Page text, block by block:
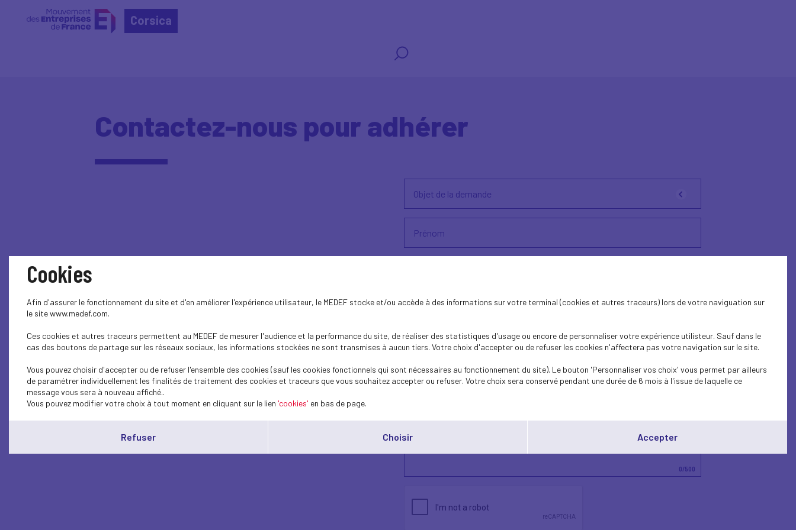
Corsica
Contactez-nous pour adhérer
Objet de la demande
0/500
Cookies
Afin d'assurer le fonctionnement du site et d'en améliorer l'expérience utilisateur, le MEDEF stocke et/ou accède à des informations sur votre terminal (cookies et autres traceurs) lors de votre naviguation sur
le site www.medef.com.
Ces cookies et autres traceurs permettent au MEDEF de mesurer l'audience et la performance du site, de réaliser des statistiques d'usage ou encore de personnaliser votre expérience utilisteur. Sauf dans le
cas des boutons de partage sur les réseaux sociaux, les informations stockées ne sont transmises à aucun tiers. Votre choix d'accepter ou de refuser les cookies n'affectera pas votre navigation sur le site.
Vous pouvez choisir d'accepter ou de refuser l'ensemble des cookies (sauf les cookies fonctionnels qui sont nécessaires au fonctionnement du site). Le bouton 'Personnaliser vos choix' vous permet par ailleurs
de paramétrer individuellement les finalités de traitement des cookies et traceurs que vous souhaitez accepter ou refuser. Votre choix sera conservé pendant une durée de 6 mois à l'issue de laquelle ce
message vous sera à nouveau affiché..
Vous pouvez modifier votre choix à tout moment en cliquant sur le lien 'cookies' en bas de page.
Refuser Choisir Accepter